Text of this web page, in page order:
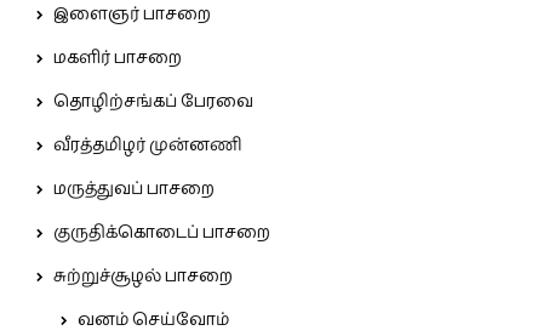
இளைஞர் பாசறை
மகளிர் பாசறை
தொழிற்சங்கப் பேரவை
வீரத்தமிழர் முன்னணி
மருத்துவப் பாசறை
குருதிக்கொடைப் பாசறை
சுற்றுச்சூழல் பாசறை
வனம் செய்வோம்